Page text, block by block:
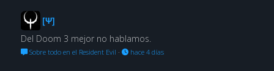
[Ψ]
Del Doom 3 mejor no hablamos.
Sobre todo en el Resident Evil · hace 4 días